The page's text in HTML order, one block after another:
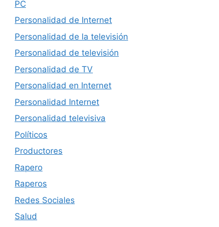
PC
Personalidad de Internet
Personalidad de la televisión
Personalidad de televisión
Personalidad de TV
Personalidad en Internet
Personalidad Internet
Personalidad televisiva
Políticos
Productores
Rapero
Raperos
Redes Sociales
Salud